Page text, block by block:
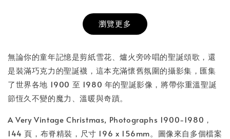
書本包膜服務
NT$ 50
NT$ 100
- +
瀏覽更多
無論你的童年記憶是剪紙雪花、爐火旁吟唱的聖誕頌歌，還
是裝滿巧克力的聖誕襪，這本充滿懷舊氛圍的攝影集，匯集
了世界各地 1900 至 1980 年的聖誕影像，將帶你重溫聖誕
節恆久不變的魔力、溫暖與奇蹟。
A Very Vintage Christmas, Photographs 1900-1980，
144 頁，布脊精裝，尺寸 196 x 156mm。圖像來自多個檔案